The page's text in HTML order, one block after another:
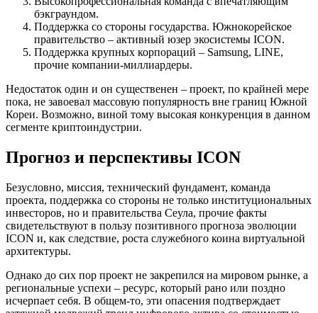
бэкграундом.
Поддержка со стороны государства. Южнокорейское
правительство – активный юзер экосистемы ICON.
Поддержка крупных корпораций – Samsung, LINE,
прочие компании-миллиардеры.
Недостаток один и он существенен – проект, по крайней мере
пока, не завоевал массовую популярность вне границ Южной
Кореи. Возможно, виной тому высокая конкуренция в данном
сегменте криптоиндустрии.
Прогноз и перспективы ICON
Безусловно, миссия, технический фундамент, команда
проекта, поддержка со стороны не только институциональных
инвесторов, но и правительства Сеула, прочие факты
свидетельствуют в пользу позитивного прогноза эволюции
ICON и, как следствие, роста служебного коина виртуальной
архитектуры.
Однако до сих пор проект не закрепился на мировом рынке, а
региональные успехи – ресурс, который рано или поздно
исчерпает себя. В общем-то, эти опасения подтверждает